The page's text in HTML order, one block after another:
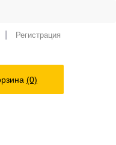
Регистрация
(0)